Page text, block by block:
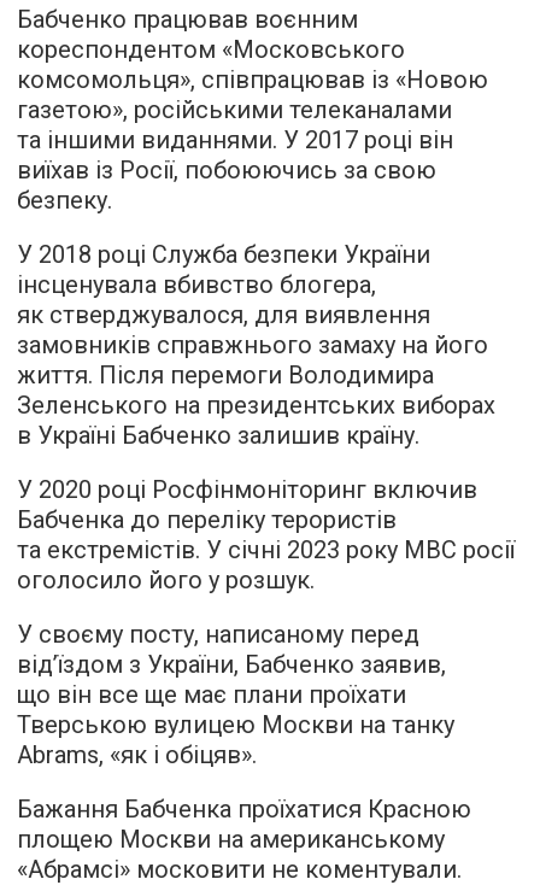
Бабченко працював воєнним
кореспондентом «Московського
комсомольця», співпрацював із «Новою
газетою», російськими телеканалами
та іншими виданнями. У 2017 році він
виїхав із Росії, побоюючись за свою
безпеку.
У 2018 році Служба безпеки України
інсценувала вбивство блогера,
як стверджувалося, для виявлення
замовників справжнього замаху на його
життя. Після перемоги Володимира
Зеленського на президентських виборах
в Україні Бабченко залишив країну.
У 2020 році Росфінмоніторинг включив
Бабченка до переліку терористів
та екстремістів. У січні 2023 року МВС росії
оголосило його у розшук.
У своєму посту, написаному перед
від’їздом з України, Бабченко заявив,
що він все ще має плани проїхати
Тверською вулицею Москви на танку
Abrams, «як і обіцяв».
Бажання Бабченка проїхатися Красною
площею Москви на американському
«Абрамсі» московити не коментували.